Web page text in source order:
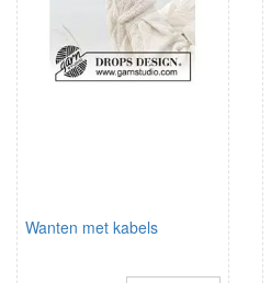
Wanten met kabels